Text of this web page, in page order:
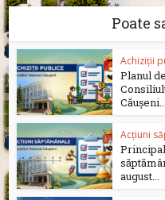
Poate
Achiziții
Planul
Căușeni...
Acțiuni
august...